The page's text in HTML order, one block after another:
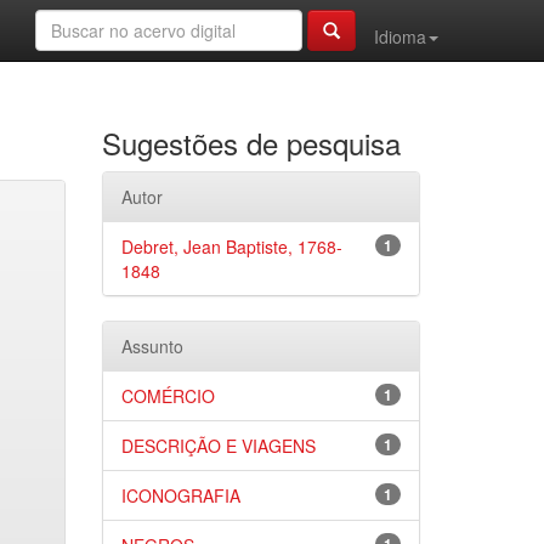
Idioma
Sugestões de pesquisa
Autor
1
Debret, Jean Baptiste, 1768-
1848
Assunto
1
COMÉRCIO
1
DESCRIÇÃO E VIAGENS
1
ICONOGRAFIA